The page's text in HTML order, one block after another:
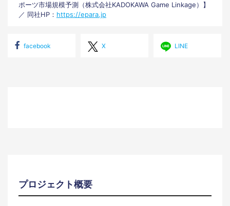
ポーツ市場規模予測（株式会社KADOKAWA Game Linkage）】
／ 同社HP： https://epara.jp
facebook X LINE
プロジェクト概要